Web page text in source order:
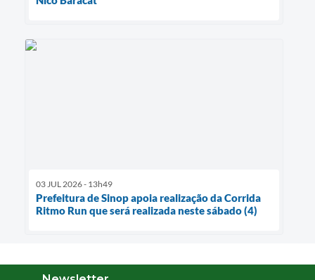
03 JUL 2026 - 13h49
Prefeitura de Sinop apoia realização da Corrida
Ritmo Run que será realizada neste sábado (4)